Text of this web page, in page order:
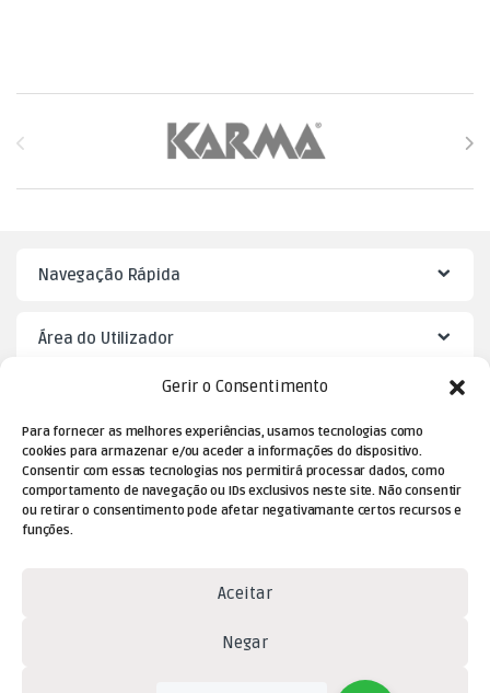
Gerir o Consentimento
Para fornecer as melhores experiências, usamos tecnologias como
cookies para armazenar e/ou aceder a informações do dispositivo.
Consentir com essas tecnologias nos permitirá processar dados, como
comportamento de navegação ou IDs exclusivos neste site. Não consentir
ou retirar o consentimento pode afetar negativamante certos recursos e
funções.
Aceitar
Negar
Brands Carousel
Navegação Rápida
Área do Utilizador
Dúvidas? Contacte-nos!